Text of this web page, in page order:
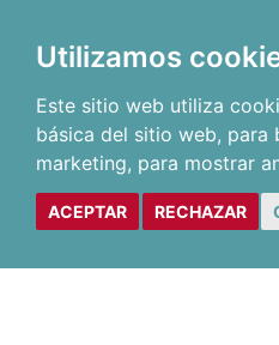
Utilizamos
Este sitio web utiliza
básica del sitio web, para
marketing, para mostrar
ACEPTAR RECHAZAR